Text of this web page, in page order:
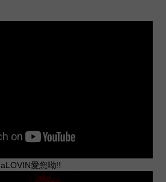
aLOVIN愛您呦!!